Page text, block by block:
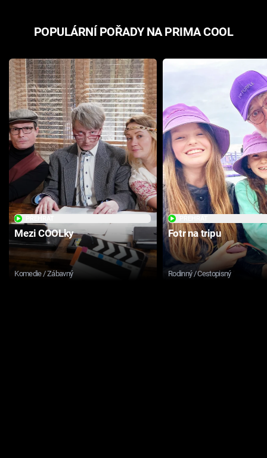
POPULÁRNÍ POŘADY NA PRIMA COOL
Mezi COOLky
Komedie / Zábavný
Fotr na tripu
Rodinný / Cestopisný